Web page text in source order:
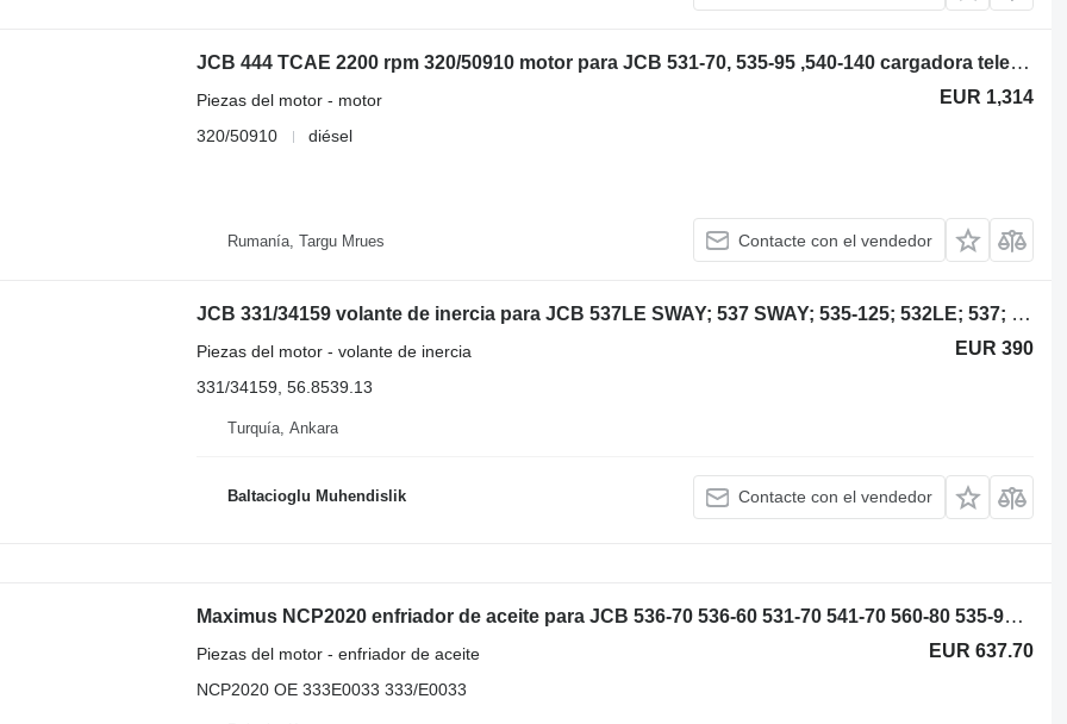
JCB 444 TCAE 2200 rpm 320/50910 motor para JCB 531-70, 535-95 ,540-140 cargadora telescópica
EUR 1,314
Piezas del motor - motor
320/50910
diésel
Rumanía, Targu Mrues Contacte con el vendedor
JCB 331/34159 volante de inercia para JCB 537LE SWAY; 537 SWAY; 535-125; 532LE; 537; 532LE SWAY; 532; 537LE; 532 SWAY; 540-170; 540-140; .550; 5508; 550; .532LE; .535-125; .532 SWAY; .532LE SWAY; .532; 550LE; cargadora telescópica
EUR 390
Piezas del motor - volante de inercia
331/34159, 56.8539.13
Turquía, Ankara
Baltacioglu Muhendislik Contacte con el vendedor
Maximus NCP2020 enfriador de aceite para JCB 536-70 536-60 531-70 541-70 560-80 535-95 550-80 540-140 540-200 540-170 550-140 550-170 cargadora telescópica
EUR 637.70
Piezas del motor - enfriador de aceite
NCP2020 OE 333E0033 333/E0033